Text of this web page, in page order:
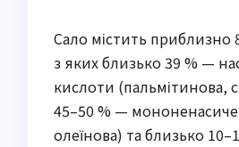
Сало містить приблизно
з яких близько 39 % —
кислоти (пальмітинова,
45–50 % —
олеїнова) та близько